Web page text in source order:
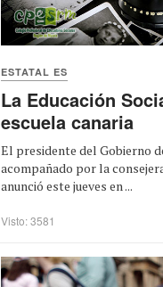
ESTATAL ES
La Educación
escuela canaria
El presidente del Gobierno
acompañado por la
anunció este jueves en ...
Visto: 3581